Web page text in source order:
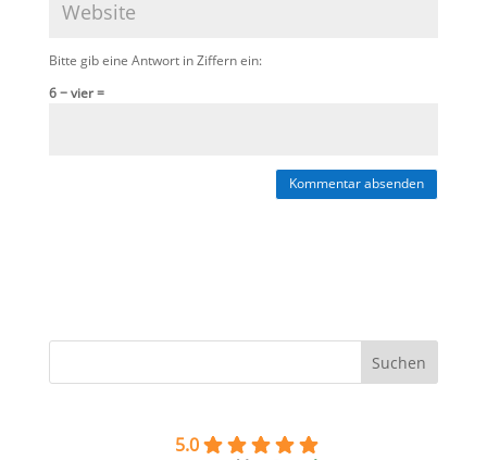
Bitte gib eine Antwort in Ziffern ein:
6 − vier =
5.0